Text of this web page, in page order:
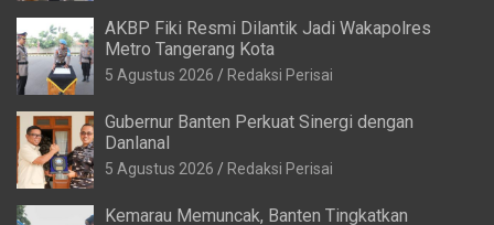
AKBP Fiki Resmi Dilantik Jadi Wakapolres
Metro Tangerang Kota
5 Agustus 2026 Redaksi Perisai
Gubernur Banten Perkuat Sinergi dengan
Danlanal
5 Agustus 2026 Redaksi Perisai
Kemarau Memuncak, Banten Tingkatkan